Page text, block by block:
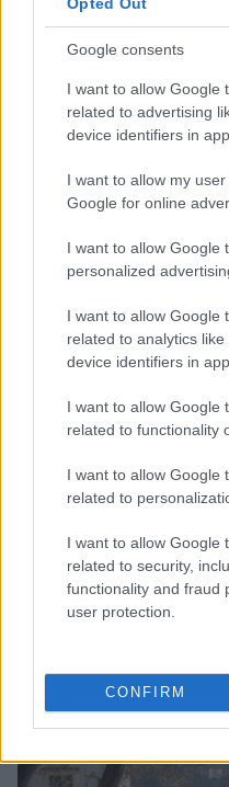
Google consents
I want to allow Google
related to advertising
device identifiers in
I want to allow my
Google for online
I want to allow Google
personalized
I want to allow Google
related to analytics
device identifiers in
I want to allow Google
related to functionality
I want to allow Google
related to
I want to allow Google
related to security,
functionality and fraud
user protection.
CONFIRM
Ricette veloci e
perfetto:
Un viaggio culinario tra
più sfiziose e…
Alessandro Tassinari · 29 Lug
1 GIORNO OUT
Ravenna in un
segrete e gusto
Ravenna in un giorno, tra
Beatrice Beretta · 29 Lug 2026